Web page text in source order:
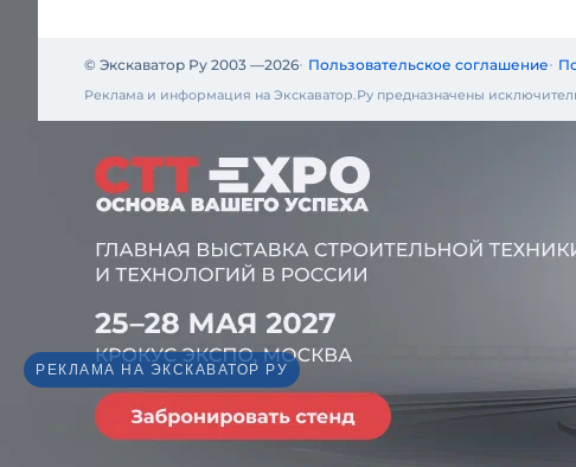
© Экскаватор Ру 2003 —2026 Пользовательское соглашение
Реклама и информация на Экскаватор.Ру предназначены